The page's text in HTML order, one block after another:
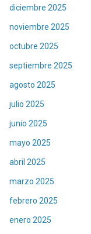
diciembre 2025
noviembre 2025
octubre 2025
septiembre 2025
agosto 2025
julio 2025
junio 2025
mayo 2025
abril 2025
marzo 2025
febrero 2025
enero 2025